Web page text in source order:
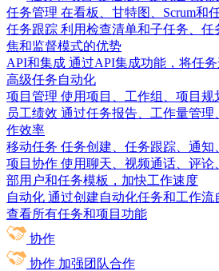
任务管理 在看板、甘特图、Scrum和
任务跟踪 利用检查清单和子任务、任
焦和监督模式的优势
API和集成 通过API集成功能，将任
高级任务自动化
项目管理 使用项目、工作组、项目规
员工绩效 通过任务报告、工作量管
作效率
移动任务 任务创建、任务跟踪、通知
项目协作 使用聊天、视频通话、评
部用户和任务模板，加快工作速度
自动化 通过创建自动化任务和工作流
查看所有任务和项目功能
协作
协作 加强团队合作